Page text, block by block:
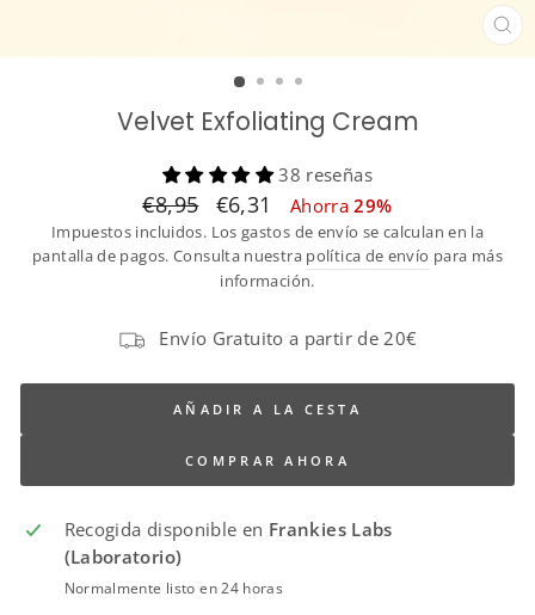
Velvet Exfoliating Cream
38 reseñas
Translation
missing:
es.products.general.regular_price
€8,95
Translation
missing:
es.products.general.sale_price
€6,31 Ahorra29%
Impuestos incluidos. Los gastos de envío se calculan en la
pantalla de pagos. Consulta nuestra política de envío para más
información.
Envío Gratuito a partir de 20€
AÑADIR A LA CESTA
COMPRAR AHORA
Recogida disponible en Frankies Labs
(Laboratorio)
Normalmente listo en 24 horas